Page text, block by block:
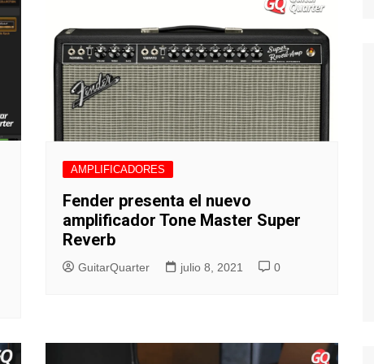
AMPLIFICADORES
Fender presenta el nuevo
amplificador Tone Master Super
Reverb
GuitarQuarter julio 8, 2021 0